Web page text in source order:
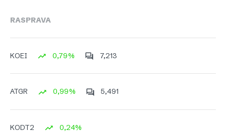
RASPRAVA
KOEI 0,79% 7,213
ATGR 0,99% 5,491
KODT2 0,24%